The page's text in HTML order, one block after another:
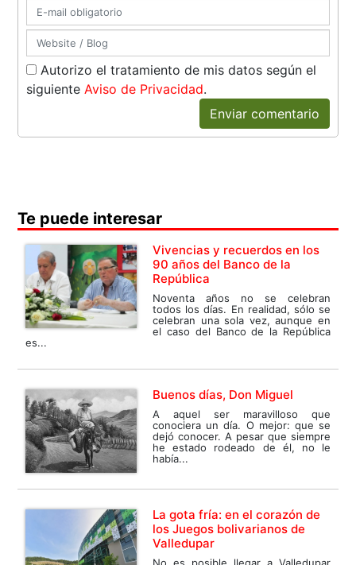
Autorizo el tratamiento de mis datos según el
siguienteAviso de Privacidad.
Enviar comentario
Te puede interesar
Vivencias y recuerdos en los
90 años del Banco de la
República
Noventa años no se celebran
todos los días. En realidad, sólo se
celebran una sola vez, aunque en
el caso del Banco de la República
es...
Buenos días, Don Miguel
A aquel ser maravilloso que
conociera un día. O mejor: que se
dejó conocer. A pesar que siempre
he estado rodeado de él, no le
había...
La gota fría: en el corazón de
los Juegos bolivarianos de
Valledupar